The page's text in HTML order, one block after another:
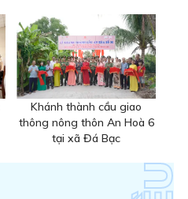
Khánh thành cầu giao
thông nông thôn An Hoà 6
tại xã Đá Bạc